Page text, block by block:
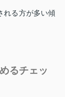
れる方が多い傾
るチェッ